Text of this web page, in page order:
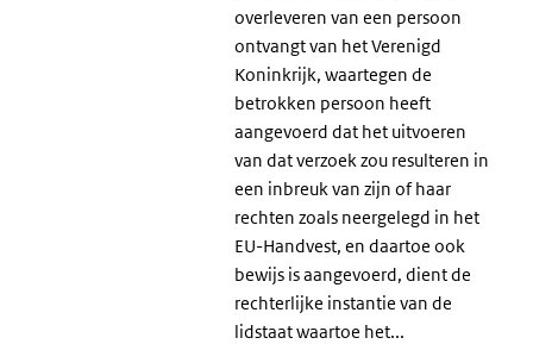
overleveren van een persoon
ontvangt van het Verenigd
Koninkrijk, waartegen de
betrokken persoon heeft
aangevoerd dat het uitvoeren
van dat verzoek zou resulteren in
een inbreuk van zijn of haar
rechten zoals neergelegd in het
EU-Handvest, en daartoe ook
bewijs is aangevoerd, dient de
rechterlijke instantie van de
lidstaat waartoe het...